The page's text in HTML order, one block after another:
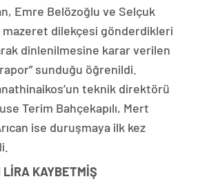
Emre Belözoğlu ve Selçuk
mazeret dilekçesi gönderdikleri
dinlenilmesine karar verilen
sunduğu öğrenildi.
teknik direktörü
Terim Bahçekapılı, Mert
ise duruşmaya ilk kez
LİRA KAYBETMİŞ